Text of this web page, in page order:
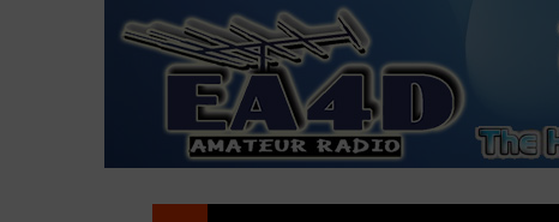
The HAM Radio Web Site